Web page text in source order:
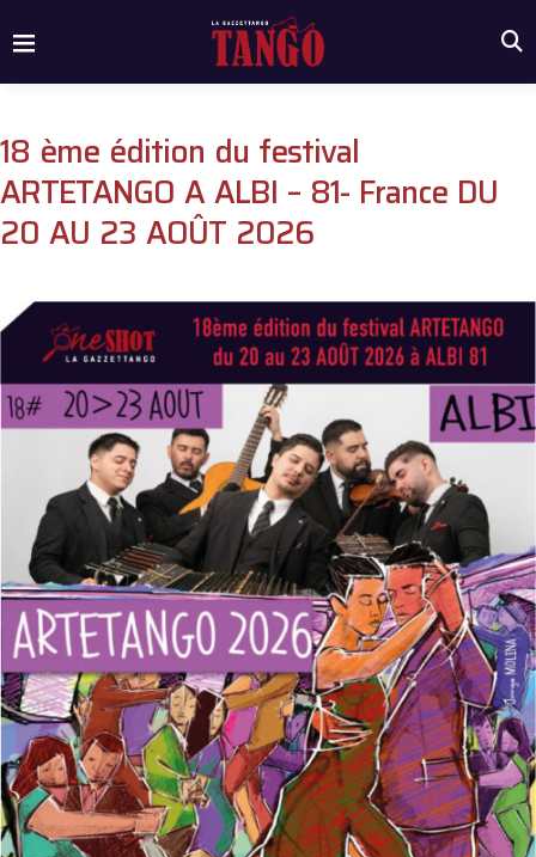
18 ème édition du festival
ARTETANGO A ALBI – 81- France DU
20 AU 23 AOÛT 2026